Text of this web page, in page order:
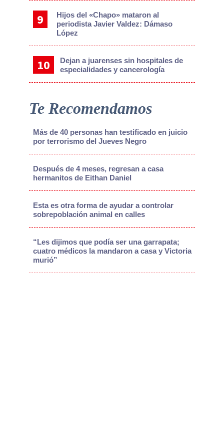
Hijos del «Chapo» mataron al
periodista Javier Valdez: Dámaso
López
Dejan a juarenses sin hospitales de
especialidades y cancerología
Te Recomendamos
Más de 40 personas han testificado en juicio
por terrorismo del Jueves Negro
Después de 4 meses, regresan a casa
hermanitos de Eithan Daniel
Esta es otra forma de ayudar a controlar
sobrepoblación animal en calles
“Les dijimos que podía ser una garrapata;
cuatro médicos la mandaron a casa y Victoria
murió”